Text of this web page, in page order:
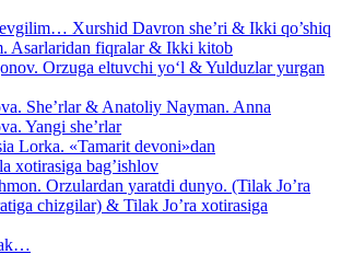
Xurshid Davron she’ri & Ikki qo’shiq
Asarlaridan fiqralar & Ikki kitob
Orzuga eltuvchi yo‘l & Yulduzlar yurgan
She’rlar & Anatoliy Nayman. Anna
Yangi she’rlar
Lorka. «Tamarit devoni»dan
xotirasiga bag’ishlov
Orzulardan yaratdi dunyo. (Tilak Jo’ra
chizgilar) & Tilak Jo’ra xotirasiga